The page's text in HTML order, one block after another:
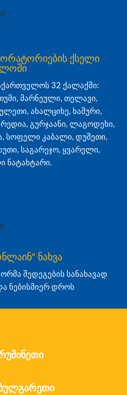
ქსელი
32 ქალაქში:
მარნეული, თელავი,
ახალციხე, ხაშური,
გურჯაანი, ლაგოდეხი,
სოფელი კაბალი, დუშეთი,
საგარეჯო, ყვარელი,
ნატახტარი.
ნახვა
შედეგების სანახავად
ნებისმიერ დროს